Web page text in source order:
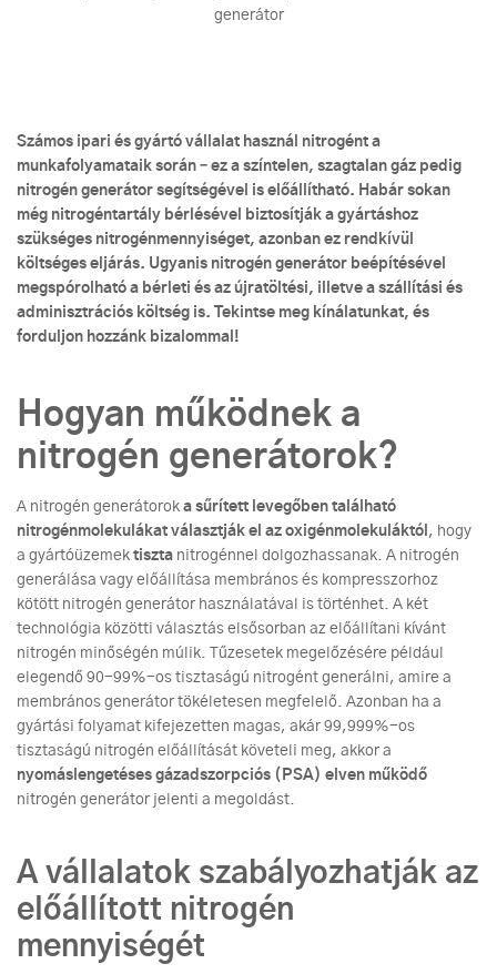
generátor
Számos ipari és gyártó vállalat használ nitrogént a
munkafolyamataik során – ez a színtelen, szagtalan gáz pedig
nitrogén generátor segítségével is előállítható. Habár sokan
még nitrogéntartály bérlésével biztosítják a gyártáshoz
szükséges nitrogénmennyiséget, azonban ez rendkívül
költséges eljárás. Ugyanis nitrogén generátor beépítésével
megspórolható a bérleti és az újratöltési, illetve a szállítási és
adminisztrációs költség is. Tekintse meg kínálatunkat, és
forduljon hozzánk bizalommal!
Hogyan működnek a
nitrogén generátorok?
A nitrogén generátorok a sűrített levegőben található
nitrogénmolekulákat választják el az oxigénmolekuláktól , hogy
a gyártóüzemek tiszta nitrogénnel dolgozhassanak. A nitrogén
generálása vagy előállítása membrános és kompresszorhoz
kötött nitrogén generátor használatával is történhet. A két
technológia közötti választás elsősorban az előállítani kívánt
nitrogén minőségén múlik. Tűzesetek megelőzésére például
elegendő 90-99%-os tisztaságú nitrogént generálni, amire a
membrános generátor tökéletesen megfelelő. Azonban ha a
gyártási folyamat kifejezetten magas, akár 99,999%-os
tisztaságú nitrogén előállítását követeli meg, akkor a
nyomáslengetéses gázadszorpciós (PSA) elven működő
nitrogén generátor jelenti a megoldást.
A vállalatok szabályozhatják az
előállított nitrogén
mennyiségét